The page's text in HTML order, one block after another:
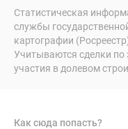
Статистическая
службы
картографии
Учитываются сделки
участия в долевом
Как сюда попасть?